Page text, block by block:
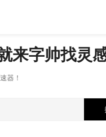
来字帅找灵
器！